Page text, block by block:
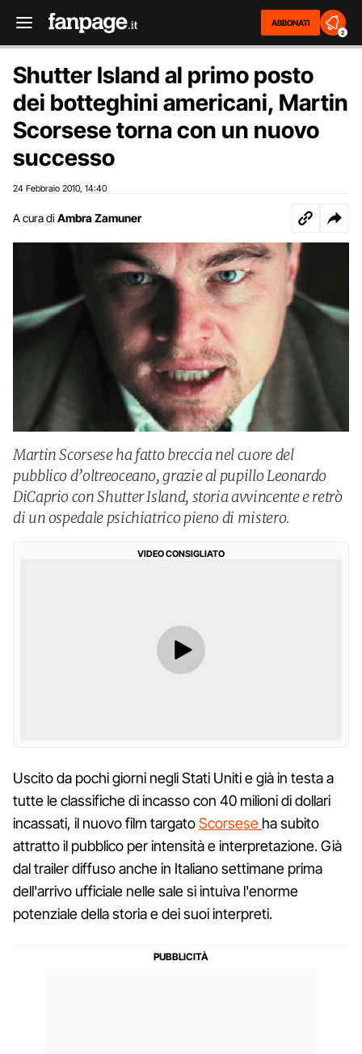
ABBONATI
2
Shutter Island al primo posto
dei botteghini americani, Martin
Scorsese torna con un nuovo
successo
24 Febbraio 2010 14:40
A cura di Ambra Zamuner
Martin Scorsese ha fatto breccia nel cuore del
pubblico d’oltreoceano, grazie al pupillo Leonardo
DiCaprio con Shutter Island, storia avvincente e retrò
di un ospedale psichiatrico pieno di mistero.
VIDEO CONSIGLIATO
Uscito da pochi giorni negli Stati Uniti e già in testa a
tutte le classifiche di incasso con 40 milioni di dollari
incassati, il nuovo film targatoScorsese ha subito
attratto il pubblico per intensità e interpretazione. Già
dal trailer diffuso anche in Italiano settimane prima
dell'arrivo ufficiale nelle sale si intuiva l'enorme
potenziale della storia e dei suoi interpreti.